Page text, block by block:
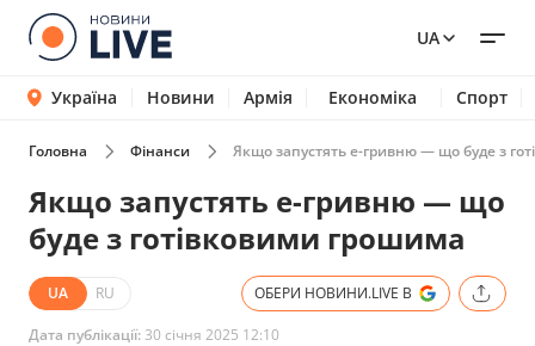
UA
Україна Новини Армія Економіка Спорт
Головна Фінанси Якщо запустять е-гривню — що буде з
Якщо запустять е-гривню — що
буде з готівковими грошима
UA RU ОБЕРИ НОВИНИ.LIVE В
Дата публікації: 30 січня 2025 12:10